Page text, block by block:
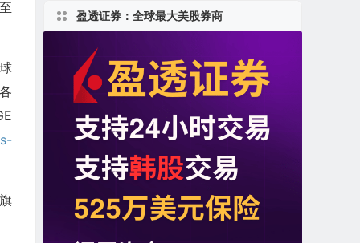
盈透证券：全球最大美股券商